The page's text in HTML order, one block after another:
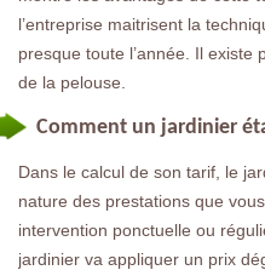
l’entreprise maitrisent la
presque toute l’année. Il existe
de la pelouse.
Comment un jardinier
Dans le calcul de son tarif, le
nature des prestations que vous
intervention ponctuelle ou
jardinier va appliquer un prix